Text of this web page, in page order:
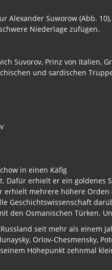
Alexander Suworow (Abb.
Niederlage zufügen.
Suvorov, Prinz von Italien,
und sardischen
in einen Käfig
Dafür erhielt er ein goldenes
erhielt mehrere höhere
Geschichtswissenschaft
den Osmanischen Türken.
Russland seit mehr als
Orlov-Chesmensky,
Höhepunkt zehnmal